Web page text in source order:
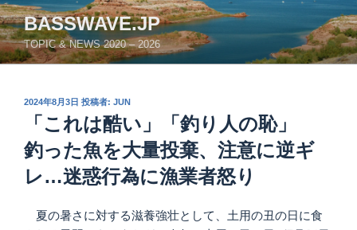
コ
ン
テ
ン
BASSWAVE.JP
TOPIC & NEWS 2020 – 2026
投
2024年8月3日 投稿者: JUN
「これは酷い」「釣り人の恥」
釣った魚を大量投棄、注意に逆ギ
レ…迷惑行為に漁業者怒り
夏の暑さに対する滋養強壮として、土用の丑の日に食